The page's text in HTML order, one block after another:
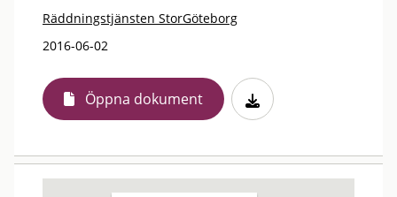
Räddningstjänsten StorGöteborg
2016-06-02
Öppna dokument